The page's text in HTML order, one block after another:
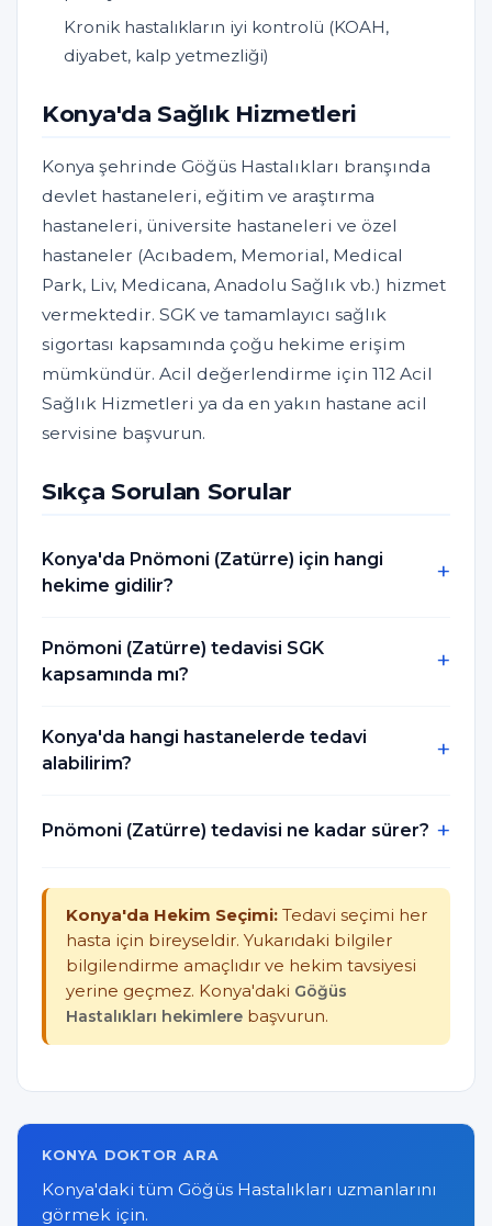
Kronik hastalıkların iyi kontrolü (KOAH,
diyabet, kalp yetmezliği)
Konya'da Sağlık Hizmetleri
Konya şehrinde Göğüs Hastalıkları branşında
devlet hastaneleri, eğitim ve araştırma
hastaneleri, üniversite hastaneleri ve özel
hastaneler (Acıbadem, Memorial, Medical
Park, Liv, Medicana, Anadolu Sağlık vb.) hizmet
vermektedir. SGK ve tamamlayıcı sağlık
sigortası kapsamında çoğu hekime erişim
mümkündür. Acil değerlendirme için 112 Acil
Sağlık Hizmetleri ya da en yakın hastane acil
servisine başvurun.
Sıkça Sorulan Sorular
Konya'da Pnömoni (Zatürre) için hangi
hekime gidilir?
Pnömoni (Zatürre) tedavisi SGK
kapsamında mı?
Konya'da hangi hastanelerde tedavi
alabilirim?
Pnömoni (Zatürre) tedavisi ne kadar sürer?
Konya'da Hekim Seçimi: Tedavi seçimi her
hasta için bireyseldir. Yukarıdaki bilgiler
bilgilendirme amaçlıdır ve hekim tavsiyesi
yerine geçmez. Konya'daki Göğüs
Hastalıkları hekimlere başvurun.
KONYA DOKTOR ARA
Konya'daki tüm Göğüs Hastalıkları uzmanlarını
görmek için.